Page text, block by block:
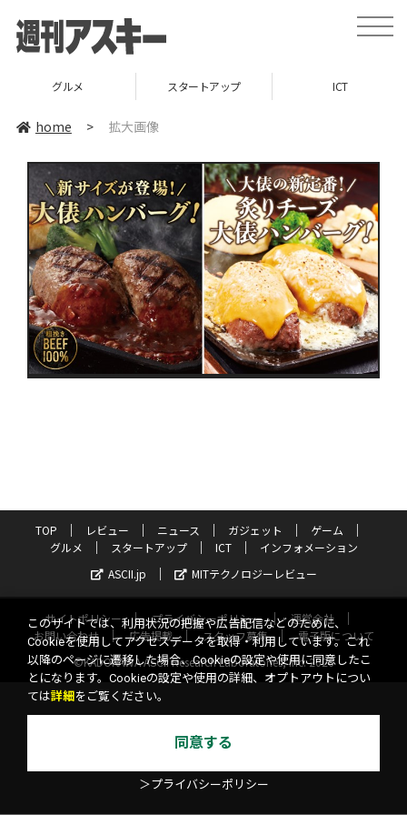
toggle
グルメ スタートアップ ICT
home > 拡大画像
TOP レビュー ニュース ガジェット
ゲーム
グルメ
スタートアップ ICT
インフォメーション
ASCII.jp
MITテクノロジーレビュー
サイトポリシー プライバシーポリシー
運営会社
お問い合わせ
広告掲載 スタッフ募集
電子版について
©KADOKAWA ASCII Research Laboratories, Inc. 2026
このサイトでは、利用状況の把握や広告配信などのために、
Cookieを使用してアクセスデータを取得・利用しています。これ
以降のページに遷移した場合、Cookieの設定や使用に同意したこ
とになります。Cookieの設定や使用の詳細、オプトアウトについ
ては詳細 をご覧ください。
同意する
＞プライバシーポリシー